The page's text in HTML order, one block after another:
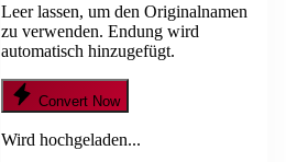
Leer lassen, um den Originalnamen
zu verwenden. Endung wird
automatisch hinzugefügt.
Convert Now
Wird hochgeladen...